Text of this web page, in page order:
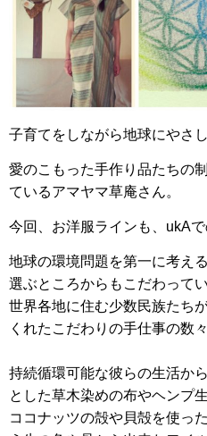
子育てをしながら地球にやさ
愛のこもった手作り品たちの
ているアマヤマ草庵さん。
今回、お洋服ラインも、ukAで
地球の環境問題を第一に考え
選ぶところからもこだわってい
世界各地に住む少数民族たち
くれたこだわりの手仕事の数々
持続循環可能な彼らの生活か
とした草木染めの布やヘンプ生
ココナッツの殻や貝殻を使っ